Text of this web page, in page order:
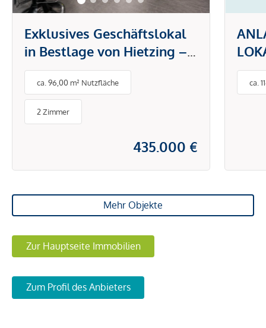
Exklusives Geschäftslokal
in Bestlage von Hietzing –
Moderner Friseursalon mit
vielseitigem Potenzial
ca. 96,00 m² Nutzfläche
2 Zimmer
435.000 €
ca.
Mehr Objekte
Zur Hauptseite Immobilien
Zum Profil des Anbieters